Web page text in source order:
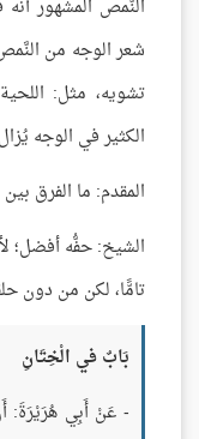
النَّمص المشهور
شعر الوجه من النَّمص
تشويه، مثل:
الكثير في الوجه
المقدم: ما الفرق
الشيخ: حفُّه أفضل؛
تامًّا، لكن من دون
بَابٌ في الْخِتَانِ
- عَنْ أَبِي هُرَيْرَةَ: